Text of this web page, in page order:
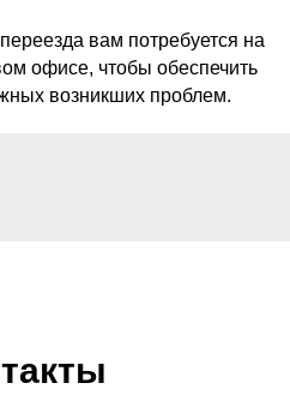
вам потребуется на
офисе, чтобы обеспечить
возникших проблем.